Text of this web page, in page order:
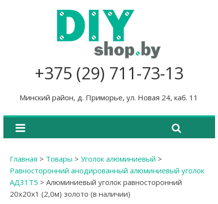
+375 (29) 711-73-13
Минский район, д. Приморье, ул. Новая 24, каб. 11
Главная > Товары > Уголок алюминиевый >
Равносторонний анодированный алюминиевый уголок
АД31Т5 > Алюминиевый уголок равносторонний
20х20х1 (2,0м) золото (в наличии)